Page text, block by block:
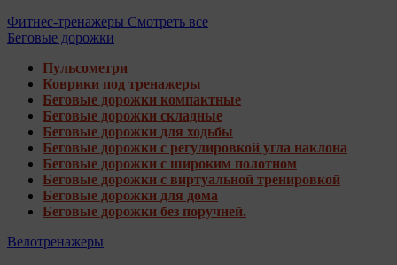
Фитнес-тренажеры Смотреть все
Беговые дорожки
Пульсометри
Коврики под тренажеры
Беговые дорожки компактные
Беговые дорожки складные
Беговые дорожки для ходьбы
Беговые дорожки с регулировкой угла наклона
Беговые дорожки с широким полотном
Беговые дорожки с виртуальной тренировкой
Беговые дорожки для дома
Беговые дорожки без поручней.
Велотренажеры